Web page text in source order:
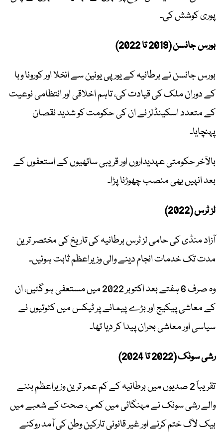
پوری کوشش کی۔
بورس جانسن (2019 تا 2022)
بورس جانسن نے برطانیہ کے یورپی یونین سے انخلا اور کورونا وبا
کے دوران ملک کی قیادت کی، تاہم اخلاقی اور انتظامی نوعیت
کے متعدد اسکینڈلز نے ان کی حکومت کو شدید نقصان
پہنچایا۔
بالآخر حکومتی عہدیداروں اور قریبی ساتھیوں کے استعفوں کے
بعد انہیں بھی منصب چھوڑنا پڑا۔
لز ٹرس (2022)
آزاد منڈی کی حامی لز ٹرس برطانیہ کی تاریخ کی مختصر ترین
مدت تک خدمات انجام دینے والی وزیراعظم ثابت ہوئیں۔
وہ صرف 6 ہفتے بعد اکتوبر 2022 میں مستعفی ہو گئیں، ان
کے معاشی پیکیج اور بڑے پیمانے پر ٹیکس میں کٹوتیوں نے
سیاسی اور معاشی بحران پیدا کر دیا تھا۔
رشی سونک (2022 تا 2024)
تقریباً 2 صدیوں میں برطانیہ کے کم عمر ترین وزیراعظم بننے
والے رشی سونک نے مہنگائی میں کمی، صحت کے شعبے میں
بیک لاگ ختم کرنے اور غیر قانونی تارکین وطن کی آمد روکنے